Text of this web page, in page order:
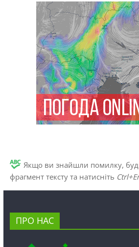
Якщо ви знайшли помилку,
фрагмент тексту та натисніть
ПРО НАС